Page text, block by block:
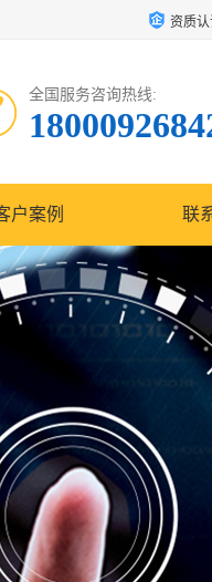
资质认
全国服务咨询热线:
户案例 联